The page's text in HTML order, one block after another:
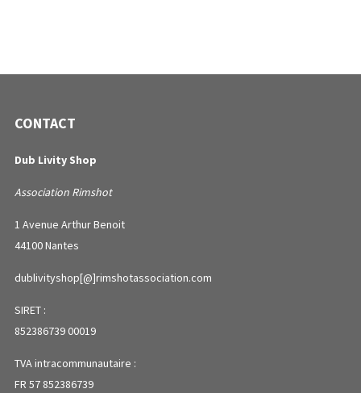
CONTACT
Dub Livity Shop
Association Rimshot
1 Avenue Arthur Benoit
44100 Nantes
dublivityshop[@]rimshotassociation.com
SIRET :
852386739 00019
TVA intracommunautaire :
FR 57 852386739